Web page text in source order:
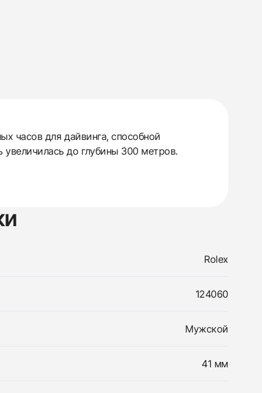
часов для дайвинга, способной
до глубины 300 метров.
Rolex
124060
Мужской
41 мм